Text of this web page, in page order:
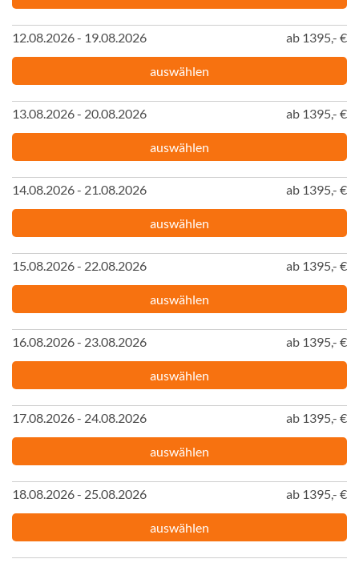
12.08.2026 - 19.08.2026 ab 1395,- €
auswählen
13.08.2026 - 20.08.2026 ab 1395,- €
auswählen
14.08.2026 - 21.08.2026 ab 1395,- €
auswählen
15.08.2026 - 22.08.2026 ab 1395,- €
auswählen
16.08.2026 - 23.08.2026 ab 1395,- €
auswählen
17.08.2026 - 24.08.2026 ab 1395,- €
auswählen
18.08.2026 - 25.08.2026 ab 1395,- €
auswählen